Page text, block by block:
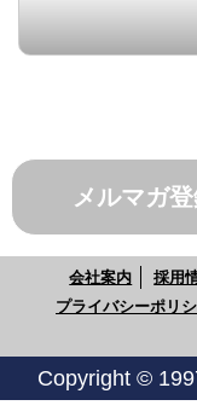
メルマガ
会社案内 採用
プライバシーポリ
Copyright ©